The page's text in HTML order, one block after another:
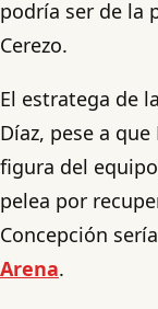
podría ser de la
Cerezo.
El estratega de
Díaz, pese a
figura del
pelea por
Concepción
Arena.